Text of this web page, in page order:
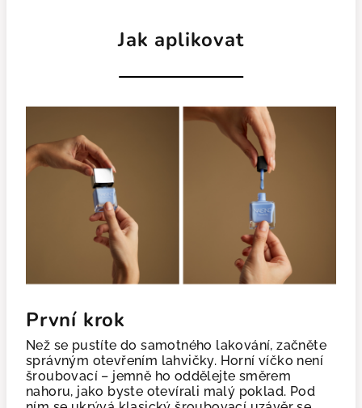
Jak aplikovat
První krok
Než se pustíte do samotného lakování, začněte
správným otevřením lahvičky. Horní víčko není
šroubovací – jemně ho oddělejte směrem
nahoru, jako byste otevírali malý poklad. Pod